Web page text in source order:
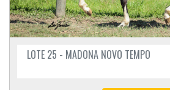
LOTE 25 - MADONA NOVO TEMPO